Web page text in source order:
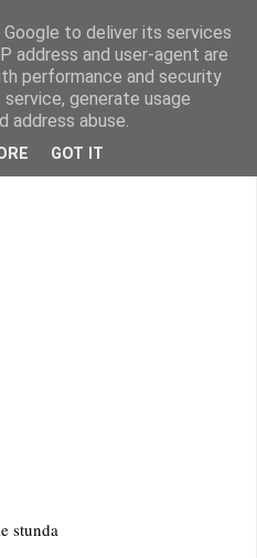
stunda
to deliver its services
address and user-agent are
performance and security
generate usage
abuse.
GOT IT